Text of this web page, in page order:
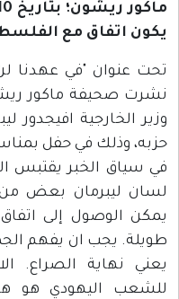
يكون اتفاق مع
تحت عنوان "في عهدنا
نشرت صحيفة ماكور
وزير الخارجية افيجدور
حزبه، وذلك في حفل
في سياق الخبر يقتبس
لسان ليبرمان بعض من
يمكن الوصول إلى
طويلة. يجب ان يفهم
يعني نهاية الصراع.
للشعب اليهودي هو